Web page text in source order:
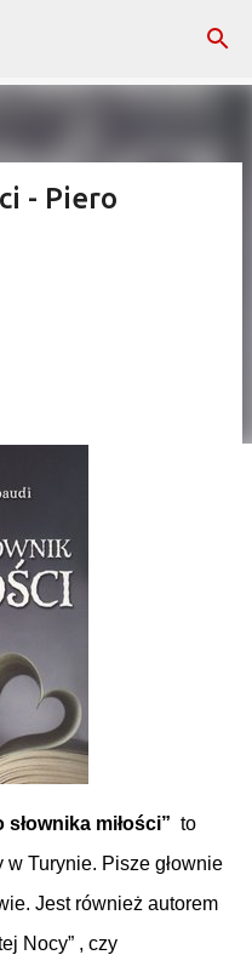
zawartości
- Piero
słownika miłości” to
Turynie. Pisze głownie
Jest również autorem
Nocy” , czy